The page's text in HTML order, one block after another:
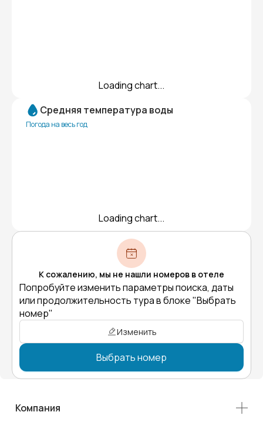
Loading chart...
Средняя температура воды
Погода на весь год
Loading chart...
К сожалению, мы не нашли номеров в отеле
Попробуйте изменить параметры поиска, даты
или продолжительность тура в блоке "Выбрать
номер"
Изменить
Выбрать номер
Компания